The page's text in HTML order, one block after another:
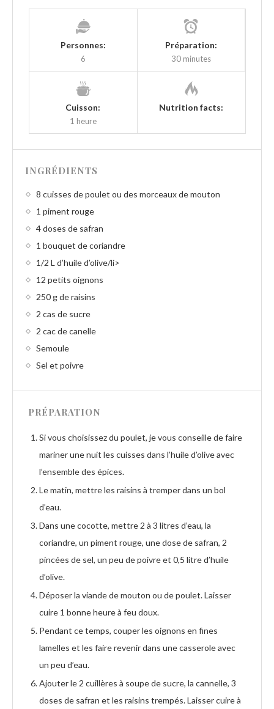
Personnes:
6
Préparation:
30 minutes
Cuisson:
1 heure
Nutrition facts:
INGRÉDIENTS
8 cuisses de poulet ou des morceaux de mouton
1 piment rouge
4 doses de safran
1 bouquet de coriandre
1/2 L d’huile d’olive/li>
12 petits oignons
250 g de raisins
2 cas de sucre
2 cac de canelle
Semoule
Sel et poivre
PRÉPARATION
Si vous choisissez du poulet, je vous conseille de faire
mariner une nuit les cuisses dans l’huile d’olive avec
l’ensemble des épices.
Le matin, mettre les raisins à tremper dans un bol
d’eau.
Dans une cocotte, mettre 2 à 3 litres d’eau, la
coriandre, un piment rouge, une dose de safran, 2
pincées de sel, un peu de poivre et 0,5 litre d’huile
d’olive.
Déposer la viande de mouton ou de poulet. Laisser
cuire 1 bonne heure à feu doux.
Pendant ce temps, couper les oignons en fines
lamelles et les faire revenir dans une casserole avec
un peu d’eau.
Ajouter le 2 cuillères à soupe de sucre, la cannelle, 3
doses de safran et les raisins trempés. Laisser cuire à